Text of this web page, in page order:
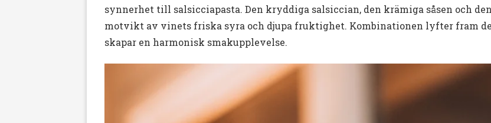
synnerhet till salsicciapasta. Den kryddiga salsiccian, den krämiga såsen och
motvikt av vinets friska syra och djupa fruktighet. Kombinationen lyfter fram
skapar en harmonisk smakupplevelse.